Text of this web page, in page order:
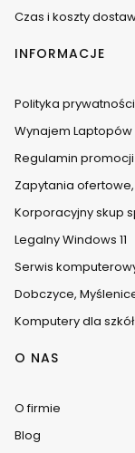
Czas i koszty
INFORMACJE
Polityka prywatności
Wynajem Laptopów
Regulamin promocji
Zapytania
Korporacyjny skup
Legalny Windows 11
Serwis
Dobczyce,
Komputery dla szkół
O NAS
O firmie
Blog